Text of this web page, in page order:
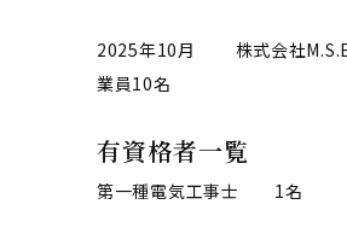
2025年10月 株式会社
業員10名
有資格者一覧
第一種電気工事士